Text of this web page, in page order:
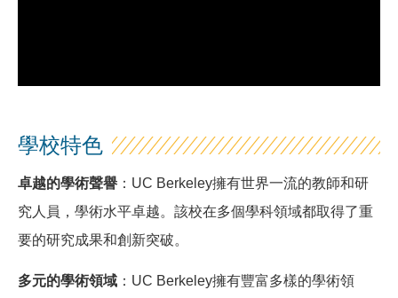
學校特色
卓越的學術聲譽 ：UC Berkeley擁有世界一流的教師和研
究人員，學術水平卓越。該校在多個學科領域都取得了重
要的研究成果和創新突破。
多元的學術領域 ：UC Berkeley擁有豐富多樣的學術領